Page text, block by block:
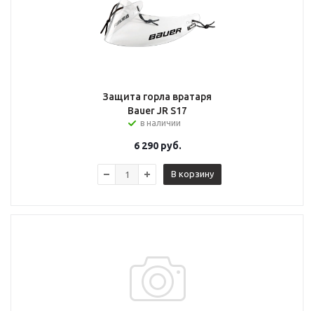
Защита горла вратаря
Bauer JR S17
в наличии
6 290руб.
В корзину